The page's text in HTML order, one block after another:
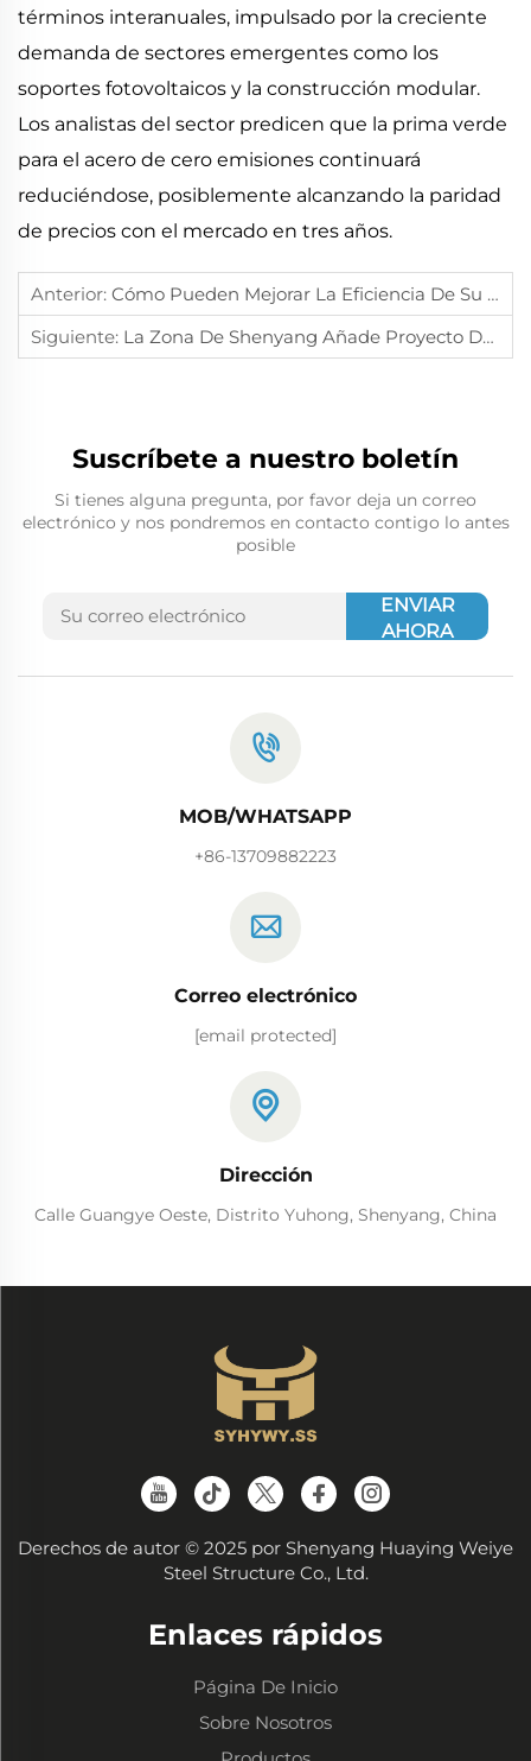
términos interanuales, impulsado por la creciente
demanda de sectores emergentes como los
soportes fotovoltaicos y la construcción modular.
Los analistas del sector predicen que la prima verde
para el acero de cero emisiones continuará
reduciéndose, posiblemente alcanzando la paridad
de precios con el mercado en tres años.
Anterior: Cómo Pueden Mejorar La Eficiencia De Su Almacén Las Estructuras De Acero
Siguiente: La Zona De Shenyang Añade Proyecto De Mil Millones De Dólares: Planta De Heraeus Impulsa Transformación Inteligente En El Noreste De China
Suscríbete a nuestro boletín
Si tienes alguna pregunta, por favor deja un correo
electrónico y nos pondremos en contacto contigo lo antes
posible
ENVIAR
AHORA
MOB/WHATSAPP
+86-13709882223
Correo electrónico
[email protected]
Dirección
Calle Guangye Oeste, Distrito Yuhong, Shenyang, China
Derechos de autor © 2025 por Shenyang Huaying Weiye
Steel Structure Co., Ltd.
Enlaces rápidos
Página De Inicio
Sobre Nosotros